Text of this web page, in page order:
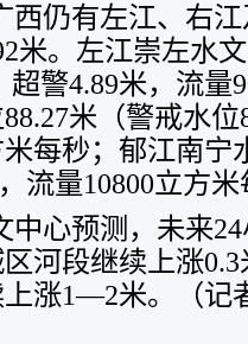
西仍有左江、右
米。左江崇左水
超警4.89米，流
米（警戒水
每秒；郁江南宁
流量10800立方
中心预测，未来
河段继续上涨
涨1—2米。（记